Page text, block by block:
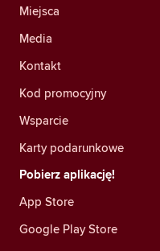
Miejsca
Media
Kontakt
Kod promocyjny
Wsparcie
Karty podarunkowe
Pobierz aplikację!
App Store
Google Play Store